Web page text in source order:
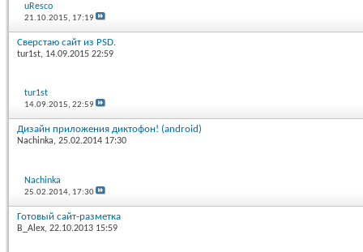
uResco
21.10.2015, 17:19
Сверстаю сайт из PSD.
tur1st, 14.09.2015 22:59
tur1st
14.09.2015,22:59
Дизайн приложения диктофон! (android)
Nachinka, 25.02.2014 17:30
Nachinka
25.02.2014, 17:30
Готовый сайт-разметка
B_Alex, 22.10.2013 15:59